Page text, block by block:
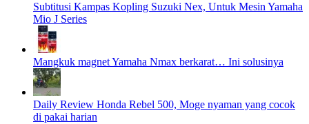
Subtitusi Kampas Kopling Suzuki Nex, Untuk Mesin Yamaha
Mio J Series
Mangkuk magnet Yamaha Nmax berkarat… Ini solusinya
Daily Review Honda Rebel 500, Moge nyaman yang cocok
di pakai harian